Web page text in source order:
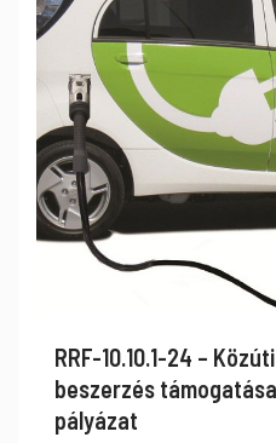
RRF-10.10.1-24 –
beszerzés
pályázat